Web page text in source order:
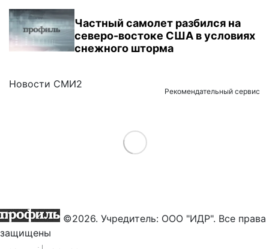
Частный самолет разбился на
северо-востоке США в условиях
снежного шторма
Новости СМИ2
Рекомендательный сервис
Load More
©2026. Учредитель: ООО "ИДР". Все права
защищены